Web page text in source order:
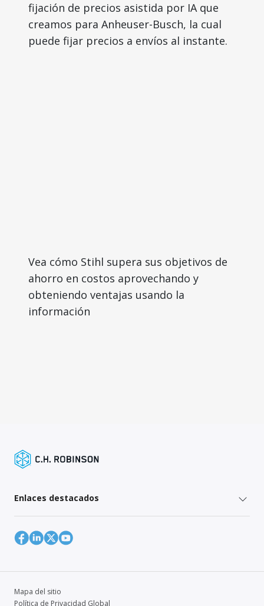
fijación de precios asistida por IA que
creamos para Anheuser-Busch, la cual
puede fijar precios a envíos al instante.
Vea cómo Stihl supera sus objetivos de
ahorro en costos aprovechando y
obteniendo ventajas usando la
información
Enlaces destacados
Mapa del sitio
Política de Privacidad Global